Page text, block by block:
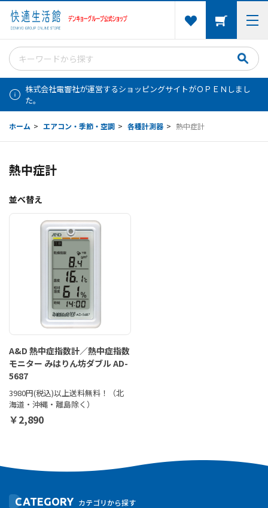
株式会社電響社が運営するショッピングサイトがＯＰＥＮしまし
た。
ホーム > エアコン・季節・空調 > 各種計測器 > 熱中症計
熱中症計
並べ替え
A&D 熱中症指数計／熱中症指数
モニター みはりん坊ダブル AD-
5687
3980円(税込)以上送料無料！（北
海道・沖縄・離島除く）
￥2,890
CATEGORY カテゴリから探す